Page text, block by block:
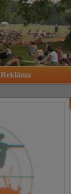
Reklāma